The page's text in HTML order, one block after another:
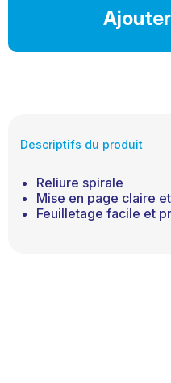
Descriptifs du produit
Reliure spirale
Mise en page claire
Feuilletage facile et